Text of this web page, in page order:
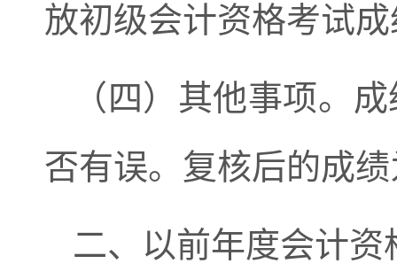
放初级会计资格考试
（四）其他事项。
否有误。复核后的成
二、以前年度会计